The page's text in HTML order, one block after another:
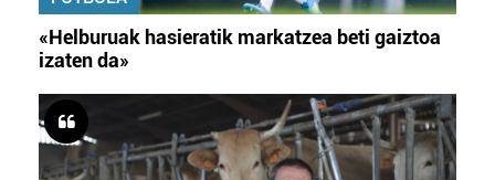
«Helburuak hasieratik markatzea beti gaiztoa
izaten da»